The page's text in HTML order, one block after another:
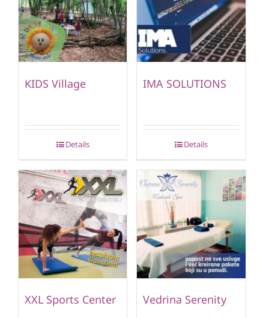
KIDS Village
Details
IMA SOLUTIONS
Details
XXL Sports Center Vedrina Serenity